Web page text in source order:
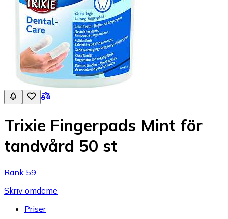
Trixie Fingerpads Mint för
tandvård 50 st
Rank 59
Skriv omdöme
Priser